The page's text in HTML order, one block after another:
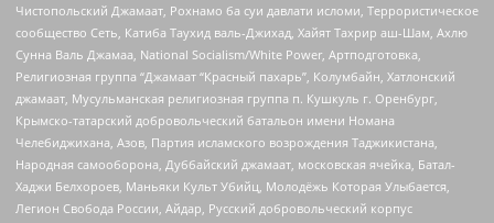
Чистопольский Джамаат, Рохнамо ба суи давлати исломи, Террористическое
сообщество Сеть, Катиба Таухид валь-Джихад, Хайят Тахрир аш-Шам, Ахлю
Сунна Валь Джамаа, National Socialism/White Power, Артподготовка,
Религиозная группа “Джамаат “Красный пахарь”, Колумбайн, Хатлонский
джамаат, Мусульманская религиозная группа п. Кушкуль г. Оренбург,
Крымско-татарский добровольческий батальон имени Номана
Челебиджихана, Азов, Партия исламского возрождения Таджикистана,
Народная самооборона, Дуббайский джамаат, московская ячейка, Батал-
Хаджи Белхороев, Маньяки Культ Убийц, Молодёжь Которая Улыбается,
Легион Свобода России, Айдар, Русский добровольческий корпус